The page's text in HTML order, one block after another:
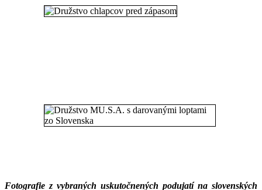
Fotografie z vybraných uskutočnených podujatí na slovenských